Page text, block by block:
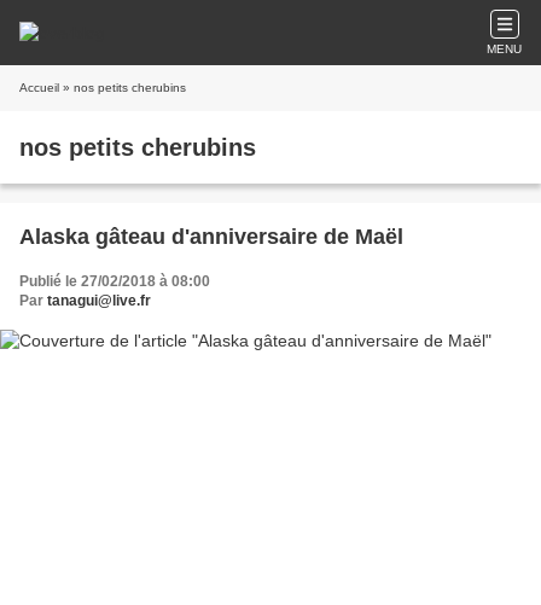
MENU
Accueil » nos petits cherubins
nos petits cherubins
Alaska gâteau d'anniversaire de Maël
Publié le 27/02/2018 à 08:00
Par tanagui@live.fr